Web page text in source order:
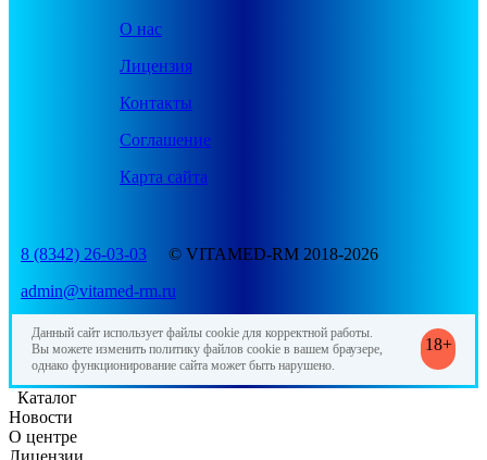
О нас
Лицензия
Контакты
Соглашение
Карта сайта
8 (8342) 26-03-03
© VITAMED-RM 2018-2026
admin@vitamed-rm.ru
Данный сайт использует файлы cookie для корректной работы.
Вы можете изменить политику файлов cookie в вашем браузере,
однако функционирование сайта может быть нарушено.
18+
Каталог
Новости
О центре
Лицензии